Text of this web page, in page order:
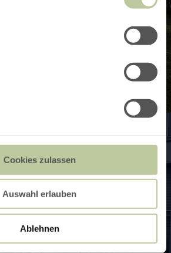
Cookies zulassen
Auswahl erlauben
Ablehnen